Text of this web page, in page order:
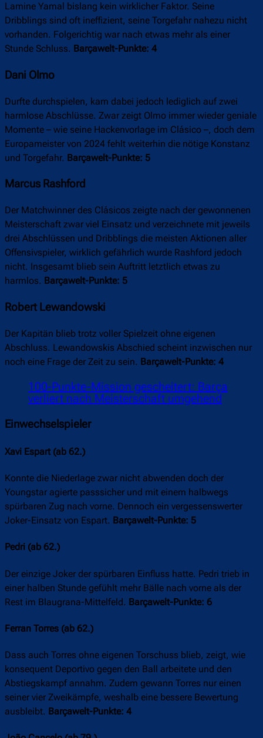
Lamine Yamal bislang kein wirklicher Faktor. Seine
Dribblings sind oft ineffizient, seine Torgefahr nahezu nicht
vorhanden. Folgerichtig war nach etwas mehr als einer
Stunde Schluss. Barçawelt-Punkte: 4
Dani Olmo
Durfte durchspielen, kam dabei jedoch lediglich auf zwei
harmlose Abschlüsse. Zwar zeigt Olmo immer wieder geniale
Momente – wie seine Hackenvorlage im Clásico –, doch dem
Europameister von 2024 fehlt weiterhin die nötige Konstanz
und Torgefahr. Barçawelt-Punkte: 5
Marcus Rashford
Der Matchwinner des Clásicos zeigte nach der gewonnenen
Meisterschaft zwar viel Einsatz und verzeichnete mit jeweils
drei Abschlüssen und Dribblings die meisten Aktionen aller
Offensivspieler, wirklich gefährlich wurde Rashford jedoch
nicht. Insgesamt blieb sein Auftritt letztlich etwas zu
harmlos. Barçawelt-Punkte: 5
Robert Lewandowski
Der Kapitän blieb trotz voller Spielzeit ohne eigenen
Abschluss. Lewandowskis Abschied scheint inzwischen nur
noch eine Frage der Zeit zu sein. Barçawelt-Punkte: 4
100-Punkte-Mission gescheitert: Barça
verliert nach Meisterschaft umgehend
Einwechselspieler
Xavi Espart (ab 62.)
Konnte die Niederlage zwar nicht abwenden doch der
Youngstar agierte passsicher und mit einem halbwegs
spürbaren Zug nach vorne. Dennoch ein vergessenswerter
Joker-Einsatz von Espart. Barçawelt-Punkte: 5
Pedri (ab 62.)
Der einzige Joker der spürbaren Einfluss hatte. Pedri trieb in
einer halben Stunde gefühlt mehr Bälle nach vorne als der
Rest im Blaugrana-Mittelfeld. Barçawelt-Punkte: 6
Ferran Torres (ab 62.)
Dass auch Torres ohne eigenen Torschuss blieb, zeigt, wie
konsequent Deportivo gegen den Ball arbeitete und den
Abstiegskampf annahm. Zudem gewann Torres nur einen
seiner vier Zweikämpfe, weshalb eine bessere Bewertung
ausbleibt. Barçawelt-Punkte: 4